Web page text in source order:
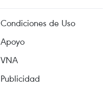
Condiciones de Uso
Apoyo
VNA
Publicidad